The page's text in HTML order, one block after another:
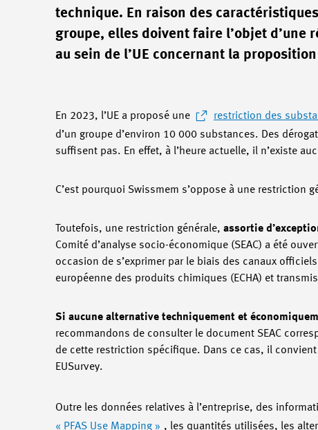
technique. En raison des
groupe, elles doivent faire l’objet
au sein de l’UE concernant la
En 2023, l’UE a proposé une restriction des
d’un groupe d’environ 10 000 substances. Des
suffisent pas. En effet, à l’heure actuelle, il n’existe
C’est pourquoi Swissmem s’oppose à une
Toutefois, une restriction générale, assortie
Comité d’analyse socio-économique (SEAC) a été
occasion de s’exprimer par le biais des canaux
européenne des produits chimiques (ECHA) et
Si aucune alternative techniquement et
recommandons de consulter le document SEAC
de cette restriction spécifique. Dans ce cas, il
EUSurvey.
Outre les données relatives à l’entreprise, des
« PFAS Use Mapping » , les quantités utilisées, les